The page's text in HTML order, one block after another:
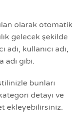
olarak otomatik
gelecek şekilde
kullanıcı adı,
adı gibi.
bunları
detayı ve
ekleyebilirsiniz.